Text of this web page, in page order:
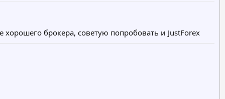
брокера, советую попробовать и JustForex